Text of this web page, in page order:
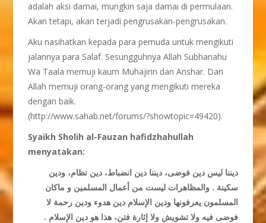
adalah aksi damai, mungkin saja damai di permulaan.
Akan tetapi, akan terjadi pengrusakan-pengrusakan.
Aku nasihatkan kepada para pemuda untuk mengikuti
jalannya para Salaf. Sesungguhnya Allah Subhanahu
Wa Taala memuji kaum Muhajirin dan Anshar. Dan
Allah memuji orang-orang yang mengikuti mereka
dengan baik.
(http://www.sahab.net/forums/?showtopic=49420).
Syaikh Sholih al-Fauzan hafidzhahullah
menyatakan:
ديننا ليس دين فوضى، ديننا دين انضباط، دين نظام، ودين
سكينة . والمظاهرات ليست من أعمال المسلمين و ماكان
المسلمون يعرفونها ودين الإسلام دين هدوء ودين رحمة لا
فوضى فيه ولا تشويش ولا إثارة فتن، هذا هو دين الإسلام .